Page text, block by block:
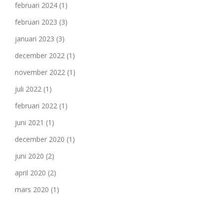
februari 2024 (1)
februari 2023 (3)
januari 2023 (3)
december 2022 (1)
november 2022 (1)
juli 2022 (1)
februari 2022 (1)
juni 2021 (1)
december 2020 (1)
juni 2020 (2)
april 2020 (2)
mars 2020 (1)